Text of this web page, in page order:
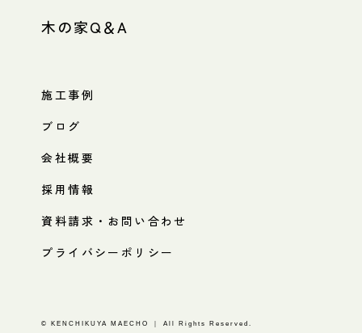
木の家Q＆A
施工事例
ブログ
会社概要
採用情報
資料請求・お問い合わせ
プライバシーポリシー
© KENCHIKUYA MAECHO ｜ All Rights Reserved.